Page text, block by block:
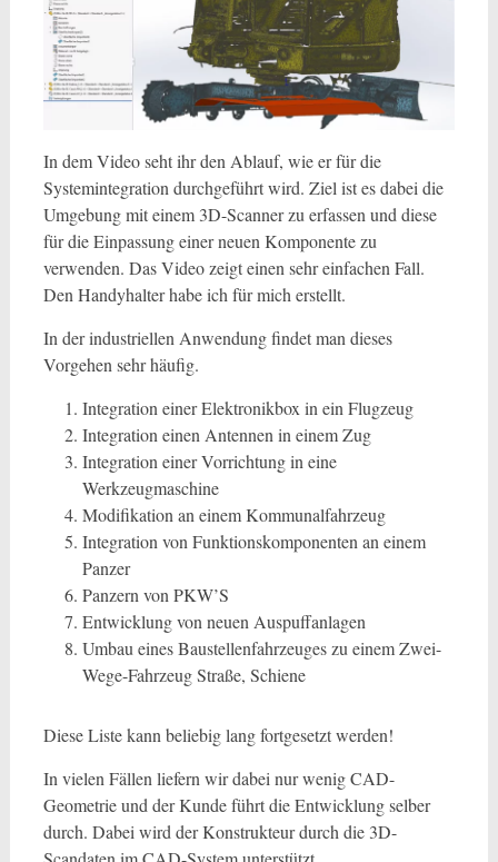
In dem Video seht ihr den Ablauf, wie er für die
Systemintegration durchgeführt wird. Ziel ist es dabei die
Umgebung mit einem 3D-Scanner zu erfassen und diese
für die Einpassung einer neuen Komponente zu
verwenden. Das Video zeigt einen sehr einfachen Fall.
Den Handyhalter habe ich für mich erstellt.
In der industriellen Anwendung findet man dieses
Vorgehen sehr häufig.
Integration einer Elektronikbox in ein Flugzeug
Integration einen Antennen in einem Zug
Integration einer Vorrichtung in eine
Werkzeugmaschine
Modifikation an einem Kommunalfahrzeug
Integration von Funktionskomponenten an einem
Panzer
Panzern von PKW’S
Entwicklung von neuen Auspuffanlagen
Umbau eines Baustellenfahrzeuges zu einem Zwei-
Wege-Fahrzeug Straße, Schiene
Diese Liste kann beliebig lang fortgesetzt werden!
In vielen Fällen liefern wir dabei nur wenig CAD-
Geometrie und der Kunde führt die Entwicklung selber
durch. Dabei wird der Konstrukteur durch die 3D-